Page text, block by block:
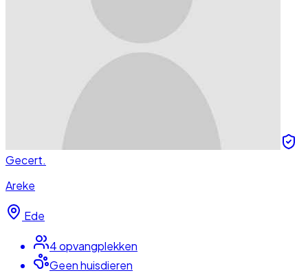
Gecert.
Areke
Ede
4opvangplekken
Geen huisdieren